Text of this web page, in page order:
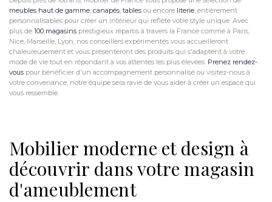
meubles haut de gamme canapés tables ou encore literie , entièrement
personnalisables pour créer un intérieur qui reflète votre style unique. Avec
plus de 100 magasins prestigieux répartis à travers la France comme à Paris,
Nice, Marseille, Lyon, nos conseillers expérimentés vous accueilleront
chaleureusement et vous présenteront des produits qui s'adaptent à votre
mode de vie tout en répondant à vos attentes les plus élevées. Prenez rendez-
vous pour bénéficier d'un accompagnement personnalisé ou visitez-nous à
votre convenance, notre équipe sera ravie de vous aider à créer un espace qui
vous ressemble.
Mobilier moderne et design à
découvrir dans votre magasin
d'ameublement